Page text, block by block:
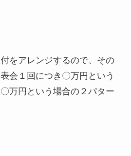
をアレンジするので、その
会１回につき〇万円という
万円という場合の２パター